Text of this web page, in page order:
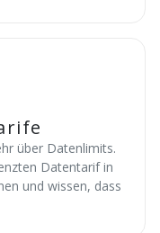
über Datenlimits.
Datentarif in
und wissen, dass